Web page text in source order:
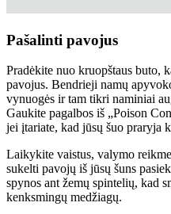
Pašalinti pavojus
Pradėkite nuo kruopštaus buto,
pavojus. Bendrieji namų
vynuogės ir tam tikri naminiai
Gaukite pagalbos iš „Poison
jei įtariate, kad jūsų šuo praryja
Laikykite vaistus, valymo
sukelti pavojų iš jūsų šuns
spynos ant žemų spintelių, kad
kenksmingų medžiagų.